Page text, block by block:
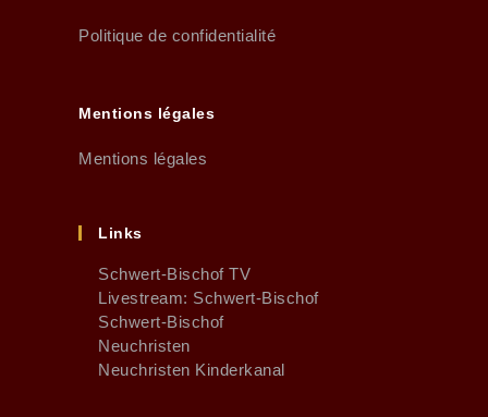
Politique de confidentialité
Mentions légales
Mentions légales
Links
Schwert-Bischof TV
Livestream: Schwert-Bischof
Schwert-Bischof
Neuchristen
Neuchristen Kinderkanal